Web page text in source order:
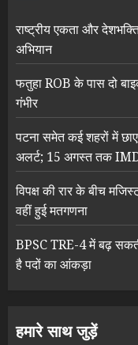
राष्ट्रीय एकता और
अभियान
फतुहा ROB के पास दो
गंभीर
पटना समेत कई शहरों में
अलर्ट; 15 अगस्त तक IMD
विपक्ष की रार के बीच
वहीं हुई मतगणना
BPSC TRE-4 में बढ़
है पदों का आंकड़ा
हमारे साथ जुड़ें